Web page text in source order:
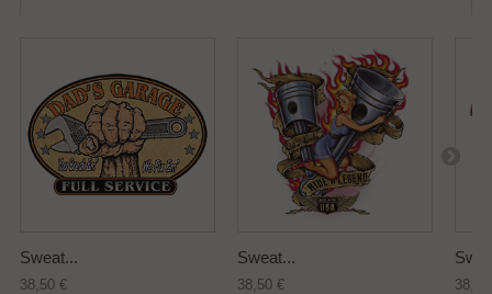
Sweat...
38,50 €
Sweat...
38,50 €